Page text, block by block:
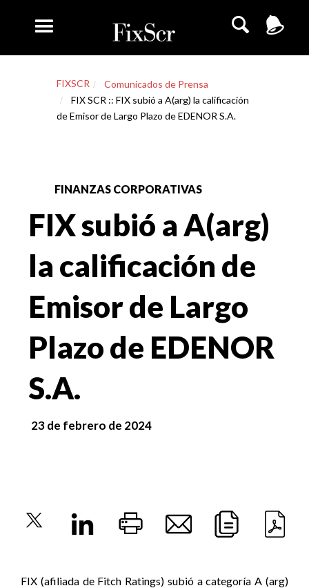
FIXSCR
Comunicados de Prensa
FIX SCR :: FIX subió a A(arg) la calificación
de Emisor de Largo Plazo de EDENOR S.A.
FINANZAS CORPORATIVAS
FIX subió a A(arg)
la calificación de
Emisor de Largo
Plazo de EDENOR
S.A.
23 de febrero de 2024
FIX (afiliada de Fitch Ratings) subió a categoría A (arg)